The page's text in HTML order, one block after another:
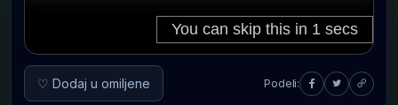
♡ Dodaj u omiljene Podeli: